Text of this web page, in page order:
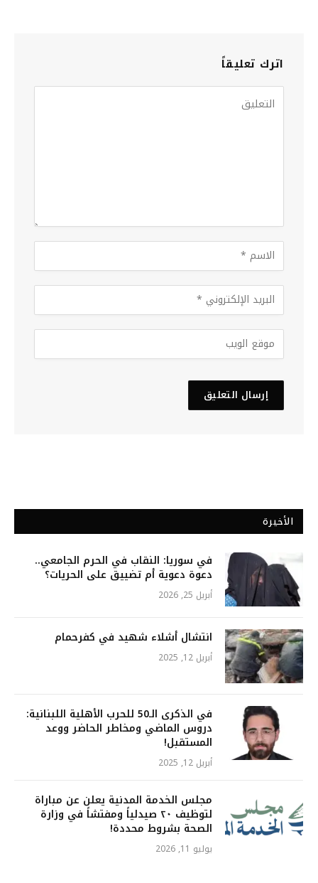
اترك تعليقاً
الأخيرة
في سوريا: النقاب في الحرم الجامعي..
دعوة دعوية أم تضييق على الحريات؟
أبريل 25, 2026
انتشال أشلاء شهيد في كفرحمام
أبريل 12, 2025
في الذكرى الـ50 للحرب الأهلية اللبنانية:
دروس الماضي ومخاطر الحاضر ووعد
المستقبل!
أبريل 12, 2025
مجلس الخدمة المدنية يعلن عن مباراة
لتوظيف ٢٠ صيدلياً ومفتشاً في وزارة
الصحة بشروط محددة!
يوليو 11, 2026